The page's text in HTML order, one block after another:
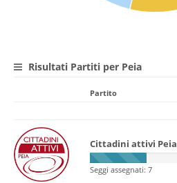
Risultati Partiti per Peia
Partito
Cittadini attivi Peia
Seggi assegnati: 7